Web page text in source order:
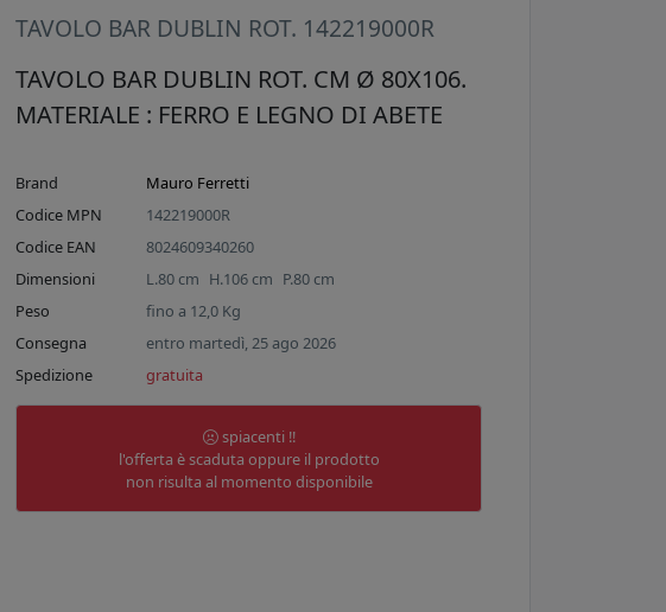
TAVOLO BAR DUBLIN ROT. 142219000R
TAVOLO BAR DUBLIN ROT. CM Ø 80X106.
MATERIALE : FERRO E LEGNO DI ABETE
Brand
Mauro Ferretti
Codice MPN
142219000R
Codice EAN
8024609340260
Dimensioni
L.80 cm H.106 cm P.80 cm
Peso
fino a 12,0 Kg
Consegna
entro martedì, 25 ago 2026
Spedizione
gratuita
spiacenti !!
l'offerta è scaduta oppure il prodotto
non risulta al momento disponibile